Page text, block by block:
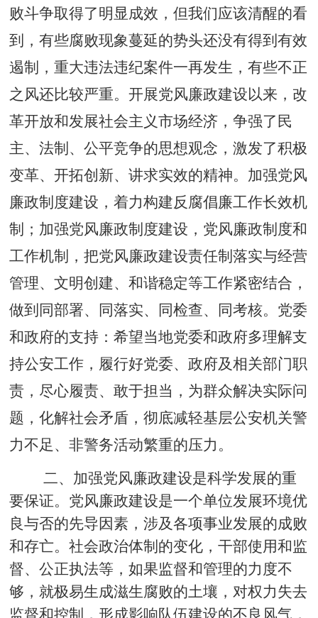
败斗争取得了明显成效，但我们应该清醒的看
到，有些腐败现象蔓延的势头还没有得到有效
遏制，重大违法违纪案件一再发生，有些不正
之风还比较严重。开展党风廉政建设以来，改
革开放和发展社会主义市场经济，争强了民
主、法制、公平竞争的思想观念，激发了积极
变革、开拓创新、讲求实效的精神。加强党风
廉政制度建设，着力构建反腐倡廉工作长效机
制；加强党风廉政制度建设，党风廉政制度和
工作机制，把党风廉政建设责任制落实与经营
管理、文明创建、和谐稳定等工作紧密结合，
做到同部署、同落实、同检查、同考核。党委
和政府的支持：希望当地党委和政府多理解支
持公安工作，履行好党委、政府及相关部门职
责，尽心履责、敢于担当，为群众解决实际问
题，化解社会矛盾，彻底减轻基层公安机关警
力不足、非警务活动繁重的压力。
二、加强党风廉政建设是科学发展的重
要保证。 党风廉政建设是一个单位发展环境优
良与否的先导因素，涉及各项事业发展的成败
和存亡。社会政治体制的变化，干部使用和监
督、公正执法等，如果监督和管理的力度不
够，就极易生成滋生腐败的土壤，对权力失去
监督和控制，形成影响队伍建设的不良风气，